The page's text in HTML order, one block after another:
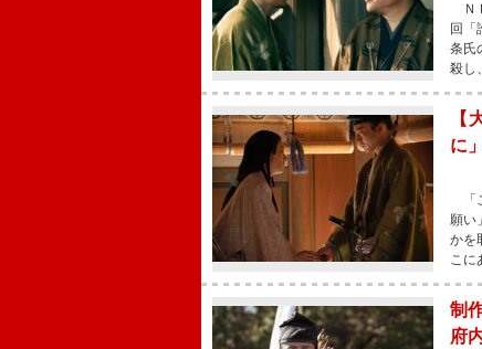
Ｎ
回「
条氏
殺し
【
に
「
願い
かを
こに
制
府